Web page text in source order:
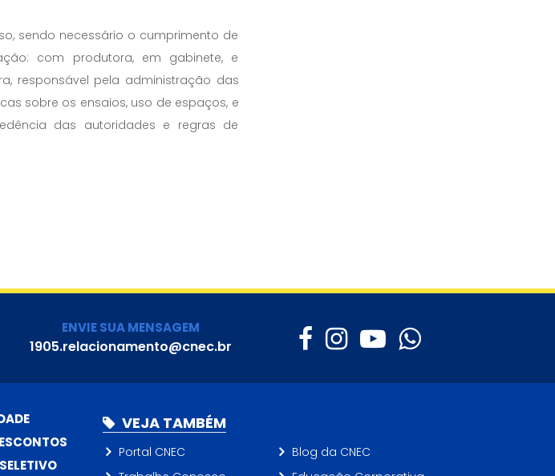
sendo necessário o cumprimento de
com produtora, em gabinete, e
responsável pela administração das
sobre os ensaios, uso de espaços, e
das autoridades e regras de
ENVIE SUA MENSAGEM
1905.relacionamento@cnec.br
VEJA TAMBÉM
Portal CNEC
Blog da CNEC